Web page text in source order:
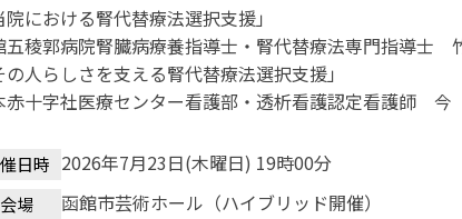
院における腎代替療法選択支援」
五稜郭病院腎臓病療養指導士・腎代替療法専門指
の人らしさを支える腎代替療法選択支援」
赤十字社医療センター看護部・透析看護認定看護
日時 2026年7月23日(木曜日) 19時00分
会場 函館市芸術ホール（ハイブリッド開催）